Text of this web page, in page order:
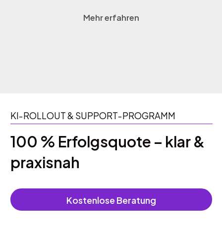
Mehr erfahren
KI‑ROLLOUT & SUPPORT‑PROGRAMM
100 % Erfolgsquote – klar &
praxisnah
Kostenlose Beratung